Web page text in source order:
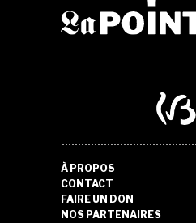
À PROPOS
CONTACT
FAIRE UN DON
NOS PARTENAIRES